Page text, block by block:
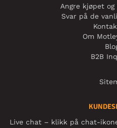
Angre kjøpet
Svar på de
Om
B2B
Live chat – klikk på chat-